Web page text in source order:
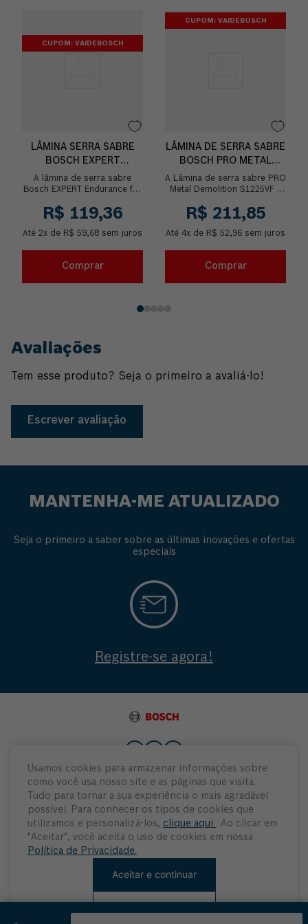
Usamos cookies para armazenar informações sobre
como você usa nosso site e as páginas que visita.
Tudo para tornar a sua experiência o mais agradável
possível. Para conhecer os tipos de cookies que
utilizamos e personalizá-los, clique aqui . Ao clicar em
"Aceitar", você aceita o uso de cookies em nossa
Política de Privacidade.
Aceitar e continuar
CUPOM: VAIDEBOSCH
LÂMINA SERRA SABRE
BOSCH EXPERT
S957CHM ENDU. VEHICLE
RESCUE
A lâmina de serra sabre
Bosch EXPERT Endurance for
oferece a maior duração,
rapidez e corte poder...
R$ 119,36
Até 2x de R$ 59,68 sem juros
Comprar
CUPOM: VAIDEBOSCH
LÂMINA DE SERRA SABRE
BOSCH PRO METAL
DEMOLITION S1225VF 5U
A Lâmina de serra sabre PRO
Metal Demolition S1225VF é
metálicos de espessura finas
e grossas,...
R$ 211,85
Até 4x de R$ 52,96 sem juros
Comprar
Avaliações
Tem esse produto? Seja o primeiro a avaliá-lo!
Escrever avaliação
MANTENHA-ME ATUALIZADO
Seja o primeiro a saber sobre as últimas inovações e ofertas
especiais
Registre-se agora!
Institucional
Atendimento
Minha Conta